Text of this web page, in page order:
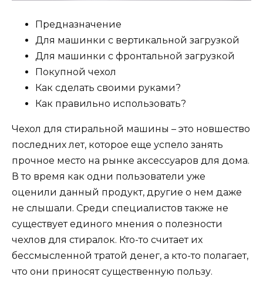
Предназначение
Для машинки с вертикальной загрузкой
Для машинки с фронтальной загрузкой
Покупной чехол
Как сделать своими руками?
Как правильно использовать?
Чехол для стиральной машины – это новшество
последних лет, которое еще успело занять
прочное место на рынке аксессуаров для дома.
В то время как одни пользователи уже
оценили данный продукт, другие о нем даже
не слышали. Среди специалистов также не
существует единого мнения о полезности
чехлов для стиралок. Кто-то считает их
бессмысленной тратой денег, а кто-то полагает,
что они приносят существенную пользу.